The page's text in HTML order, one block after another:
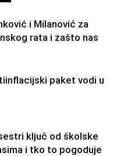
i Milanović za
rata i zašto nas
paket vodi u
ključ od školske
i tko to pogoduje